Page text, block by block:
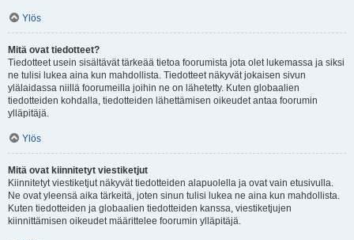
Ylös
Mitä ovat tiedotteet?
Tiedotteet usein sisältävät tärkeää tietoa foorumista jota olet lukemassa ja siksi
ne tulisi lukea aina kun mahdollista. Tiedotteet näkyvät jokaisen sivun
ylälaidassa niillä foorumeilla joihin ne on lähetetty. Kuten globaalien
tiedotteiden kohdalla, tiedotteiden lähettämisen oikeudet antaa foorumin
ylläpitäjä.
Ylös
Mitä ovat kiinnitetyt viestiketjut
Kiinnitetyt viestiketjut näkyvät tiedotteiden alapuolella ja ovat vain etusivulla.
Ne ovat yleensä aika tärkeitä, joten sinun tulisi lukea ne aina kun mahdollista.
Kuten tiedotteiden ja globaalien tiedotteiden kanssa, viestiketjujen
kiinnittämisen oikeudet määrittelee foorumin ylläpitäjä.